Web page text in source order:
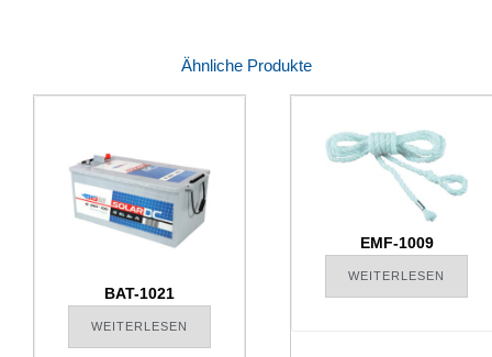
Ähnliche Produkte
BAT-1021
WEITERLESEN
EMF-1009
WEITERLESEN